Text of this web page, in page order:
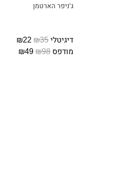
לארוס שלה על החזה.
ג'ניפר הארטמן
דיגיטלי₪35
₪22
מודפס₪98
₪49